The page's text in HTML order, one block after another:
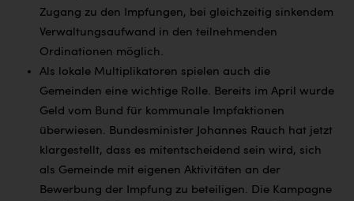
Zugang zu den Impfungen, bei gleichzeitig sinkendem
Verwaltungsaufwand in den teilnehmenden
Ordinationen möglich.
Als lokale Multiplikatoren spielen auch die
Gemeinden eine wichtige Rolle. Bereits im April wurde
Geld vom Bund für kommunale Impfaktionen
überwiesen. Bundesminister Johannes Rauch hat jetzt
klargestellt, dass es mitentscheidend sein wird, sich
als Gemeinde mit eigenen Aktivitäten an der
Bewerbung der Impfung zu beteiligen. Die Kampagne